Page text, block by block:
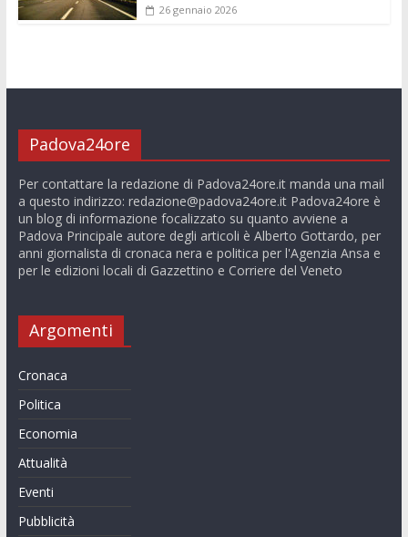
26 gennaio 2026
Padova24ore
Per contattare la redazione di Padova24ore.it manda una mail
a questo indirizzo: redazione@padova24ore.itPadova24ore è
un blog di informazione focalizzato su quanto avviene a
Padova Principale autore degli articoli è Alberto Gottardo, per
anni giornalista di cronaca nera e politica per l'Agenzia Ansa e
per le edizioni locali di Gazzettino e Corriere del Veneto
Argomenti
Cronaca
Politica
Economia
Attualità
Eventi
Pubblicità